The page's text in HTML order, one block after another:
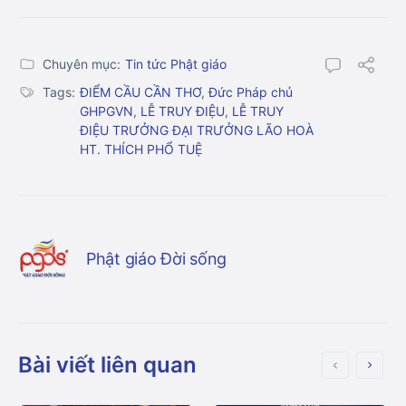
Chuyên mục: Tin tức Phật giáo
Tags: ĐIỂM CẦU CẦN THƠ,Đức Pháp chủ
GHPGVN, LỄ TRUY ĐIỆU, LỄ TRUY
ĐIỆU TRƯỞNG ĐẠI TRƯỞNG LÃO HOÀ
HT. THÍCH PHỔ TUỆ
Phật giáo Đời sống
Bài viết liên quan